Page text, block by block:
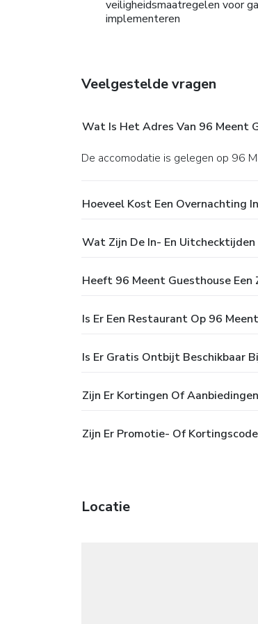
veiligheidsmaatregelen voor
implementeren
Veelgestelde vragen
Wat Is Het Adres Van 96 Meent
De accomodatie is gelegen op 96
Hoeveel Kost Een Overnachting
Wat Zijn De In- En
Heeft 96 Meent Guesthouse Een
Is Er Een Restaurant Op 96
Is Er Gratis Ontbijt Beschikbaar
Zijn Er Kortingen Of
Zijn Er Promotie- Of
Locatie